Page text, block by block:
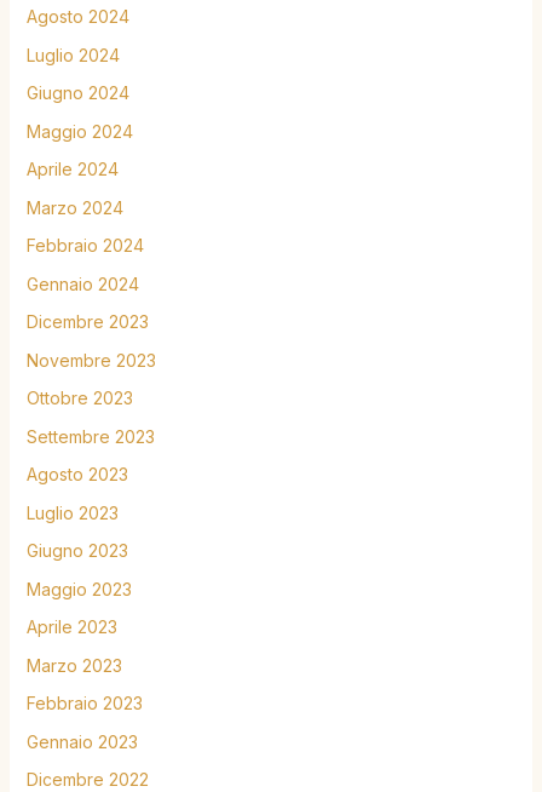
Agosto 2024
Luglio 2024
Giugno 2024
Maggio 2024
Aprile 2024
Marzo 2024
Febbraio 2024
Gennaio 2024
Dicembre 2023
Novembre 2023
Ottobre 2023
Settembre 2023
Agosto 2023
Luglio 2023
Giugno 2023
Maggio 2023
Aprile 2023
Marzo 2023
Febbraio 2023
Gennaio 2023
Dicembre 2022